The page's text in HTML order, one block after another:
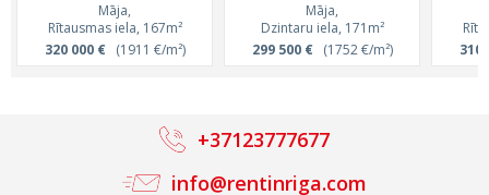
Māja,
Rītausmas iela, 167m²
320 000 €(1911 €/m²)
Māja,
Dzintaru iela, 171m²
299 500 €(1752 €/m²)
310
info@rentinriga.com
+37123777677